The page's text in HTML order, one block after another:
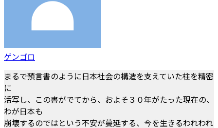
ゲンゴロ
まるで預言書のように日本社会の構造を支えていた柱を精密
に
活写し、この書がでてから、およそ３０年がたった現在の、
わが日本も
崩壊するのではという不安が蔓延する、今を生きるわれわれ